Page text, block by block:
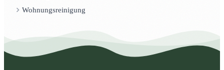
Wohnungsreinigung